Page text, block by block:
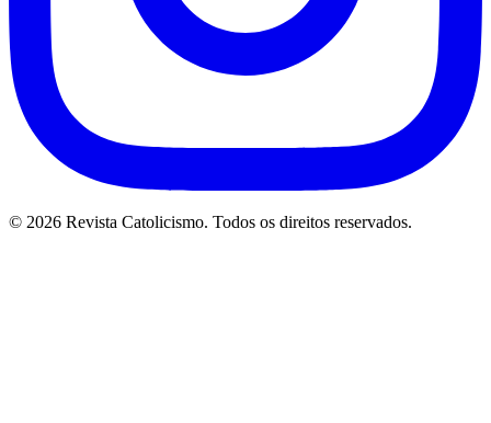
© 2026 Revista Catolicismo. Todos os direitos reservados.